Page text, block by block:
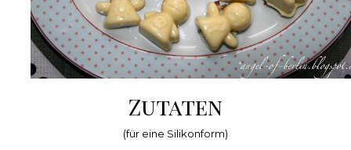
Zutaten
(für eine Silikonform)